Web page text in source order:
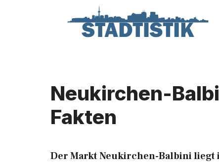
Neukirchen-
Fakten
Der Markt Neukirchen-Balbini liegt